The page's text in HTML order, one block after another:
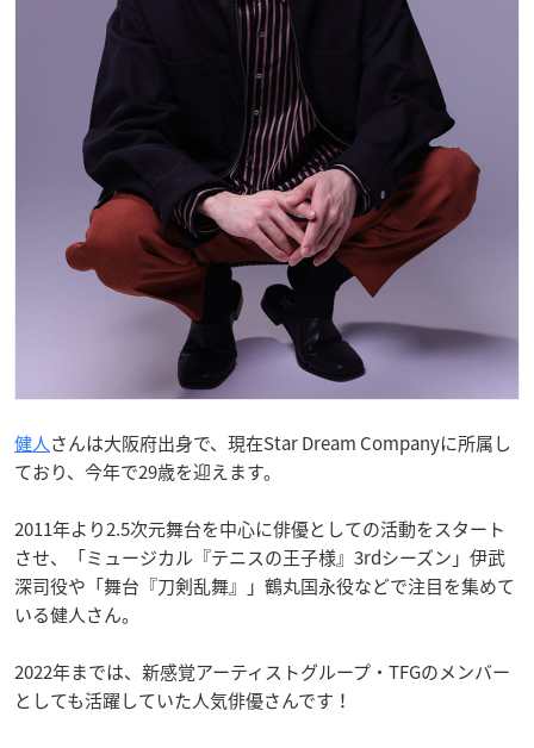
健人さんは大阪府出身で、現在Star Dream Companyに所属し
ており、今年で29歳を迎えます。
2011年より2.5次元舞台を中心に俳優としての活動をスタート
させ、「ミュージカル『テニスの王子様』3rdシーズン」伊武
深司役や「舞台『刀剣乱舞』」鶴丸国永役などで注目を集めて
いる健人さん。
2022年までは、新感覚アーティストグループ・TFGのメンバー
としても活躍していた人気俳優さんです！